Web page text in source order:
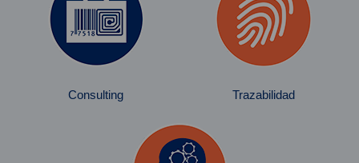
Consulting Trazabilidad